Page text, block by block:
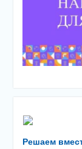
Решаем
Есть
детей? С